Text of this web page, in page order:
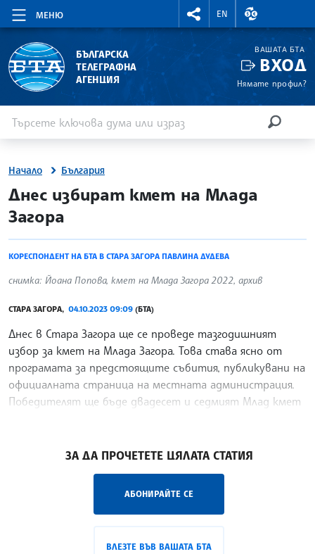
МЕНЮ
RIGHTMENU.SOCIAL
EN
ВАЛУТНИ
БЪЛГАРСКА
ТЕЛЕГРАФНА
АГЕНЦИЯ
ВАШАТА БТА
ВХОД
Нямате профил?
Начало България
site.bta
Днес избират кмет на Млада
Загора
КОРЕСПОНДЕНТ НА БТА В СТАРА ЗАГОРА ПАВЛИНА ДУДЕВА
снимка: Йоана Попова, кмет на Млада Загора 2022, архив
СТАРА ЗАГОРА, 04.10.2023 09:09 (БТА)
Днес в Стара Загора ще се проведе тазгодишният
избор за кмет на Млада Загора. Това става ясно от
програмата за предстоящите събития, публикувани на
официалната страница на местната администрация.
Победителят ще бъде двадесет и седмият Млад кмет
ЗА ДА ПРОЧЕТЕТЕ ЦЯЛАТА СТАТИЯ
АБОНИРАЙТЕ СЕ
ВЛЕЗТЕ ВЪВ ВАШАТА БТА